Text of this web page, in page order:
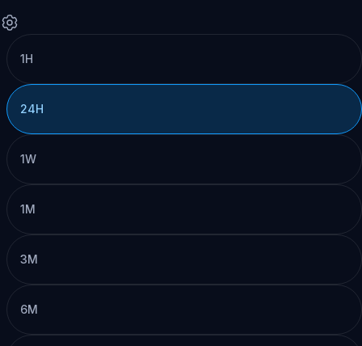
1H
24H
1W
1M
3M
6M